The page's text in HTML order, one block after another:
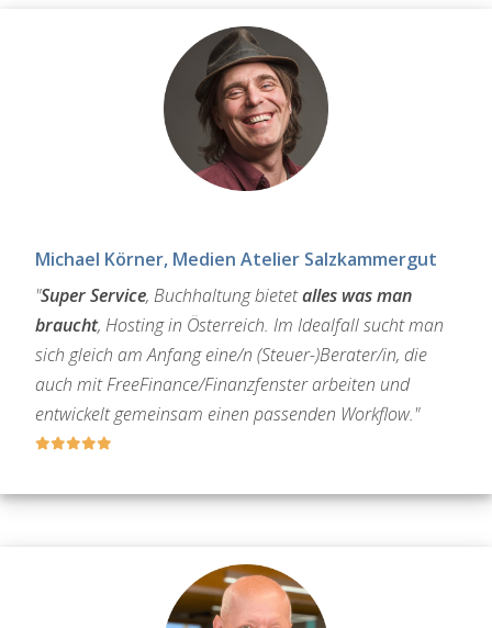
Michael Körner, Medien Atelier Salzkammergut
"Super Service, Buchhaltung bietetalles was man
braucht, Hosting in Österreich. Im Idealfall sucht man
sich gleich am Anfang eine/n (Steuer-)Berater/in, die
auch mit FreeFinance/Finanzfenster arbeiten und
entwickelt gemeinsam einen passenden Workflow."